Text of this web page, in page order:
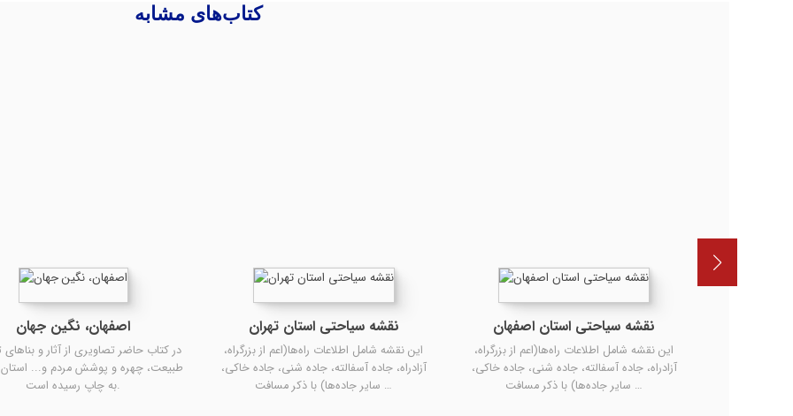
کتاب‌های مشابه
اصفهان، نگین جهان
در کتاب حاضر تصاویری از آثار و بناهای
طبیعت، چهره و پوشش مردم و...
به چاپ رسیده است.
نقشه سیاحتی استان تهران
این نقشه شامل اطلاعات راه‌ها(اعم از بزرگراه،
آزادراه، جاده آسفالته، جاده شنی، جاده خاکی،
سایر جاده‌ها) با ذکر مسافت …
نقشه سیاحتی استان اصفهان
این نقشه شامل اطلاعات راه‌ها(اعم از بزرگراه،
آزادراه، جاده آسفالته، جاده شنی، جاده خاکی،
سایر جاده‌ها) با ذکر مسافت …